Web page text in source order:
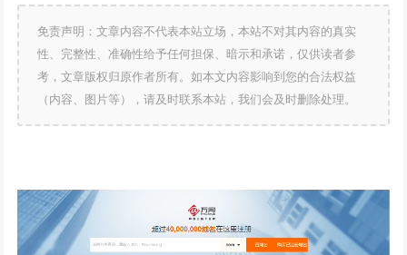
免责声明：文章内容不代表本站立场，本站不对其内容的真实
性、完整性、准确性给予任何担保、暗示和承诺，仅供读者参
考，文章版权归原作者所有。如本文内容影响到您的合法权益
（内容、图片等），请及时联系本站，我们会及时删除处理。